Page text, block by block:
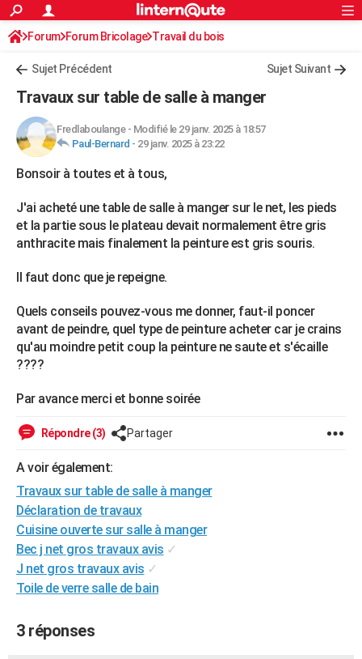
ACTUALITÉS
Politique
Société
Faits Divers
Education
Monde
Villes
+
FINANCE
Retraite
Impôts
Epargne
Immobilier
Risques naturels par ville
Banque
Assurance
Crédit
AUTO
Essais
Réserver un essai
Citadines
Berlines
SUV
Forum auto
+
Mobiles
Meilleur smartphone
Internet
Ordinateurs
Jeux vidéo
Guide high-tech
+
Forum
Aménagement intérieur
Extérieur
Cuisine
Salle de bains
Jardinage
Rangement
WEEK-END
Guides de France
Escapades
Patrimoine
Expositions
Musées
Week-end nature
+LIFESTYLE
Art de vivre
Bien-être
Loisirs
Mode
Modes de vie
SANTE
Alimentation
Guide de la santé
Maladies
Médicaments
Sommeil
VOYAGE
Carte de Noël
Carte Bonne année
Carte Saint-Valentin
Carte Pâques
Carte d'anniversaire
DICTIONNAIRE
Dictionnaire
Biographies
Citations
Expressions
Proverbes
PROGRAMME TV
COPAINS D'AVANT
S'inscrire
Connexion
Forum Forum Bricolage Travail du bois
Sujet Précédent Sujet Suivant
Travaux sur table de salle à manger
Fredlaboulange- Modifié le 29 janv. 2025 à 18:57
Paul-Bernard - 29 janv. 2025 à 23:22
Bonsoir à toutes et à tous,
J'ai acheté une table de salle à manger sur le net, les pieds
et la partie sous le plateau devait normalement être gris
anthracite mais finalement la peinture est gris souris.
Il faut donc que je repeigne.
Quels conseils pouvez-vous me donner, faut-il poncer
avant de peindre, quel type de peinture acheter car je crains
qu'au moindre petit coup la peinture ne saute et s'écaille
????
Par avance merci et bonne soirée
Répondre (3) Partager
A voir également:
Travaux sur table de salle à manger
Déclaration de travaux
Cuisine ouverte sur salle à manger
Bec j net gros travaux avis ✓
J net gros travaux avis ✓
Toile de verre salle de bain
3 réponses